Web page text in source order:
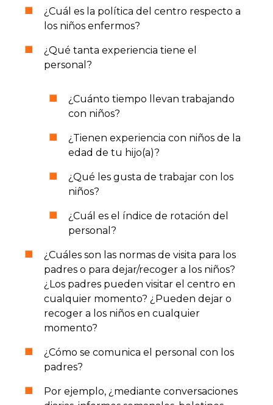
¿Cuál es la política del centro respecto a
los niños enfermos?
¿Qué tanta experiencia tiene el
personal?
¿Cuánto tiempo llevan trabajando
con niños?
¿Tienen experiencia con niños de la
edad de tu hijo(a)?
¿Qué les gusta de trabajar con los
niños?
¿Cuál es el índice de rotación del
personal?
¿Cuáles son las normas de visita para los
padres o para dejar/recoger a los niños?
¿Los padres pueden visitar el centro en
cualquier momento? ¿Pueden dejar o
recoger a los niños en cualquier
momento?
¿Cómo se comunica el personal con los
padres?
Por ejemplo, ¿mediante conversaciones